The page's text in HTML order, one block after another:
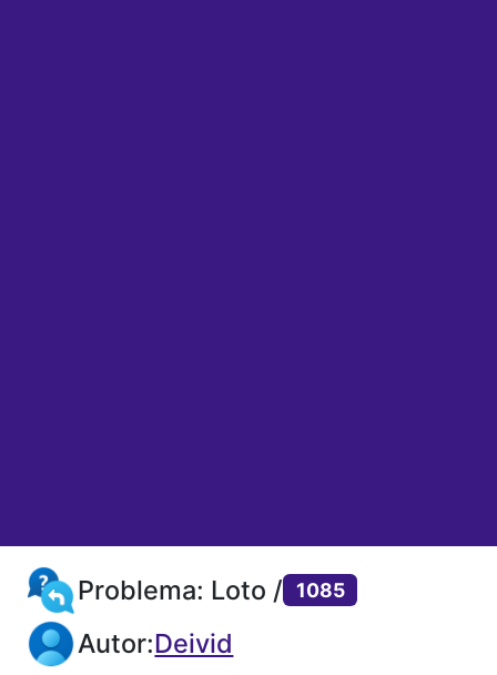
Problema: Loto / 1085
Autor:Deivid